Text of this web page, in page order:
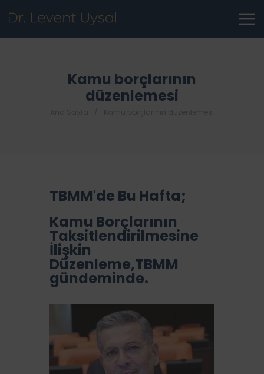
Kamu borçlarının
düzenlemesi
TBMM'de Bu Hafta;​
Kamu Borçlarının
Taksitlendirilmesine
İlişkin
Düzenleme,TBMM
gündeminde.